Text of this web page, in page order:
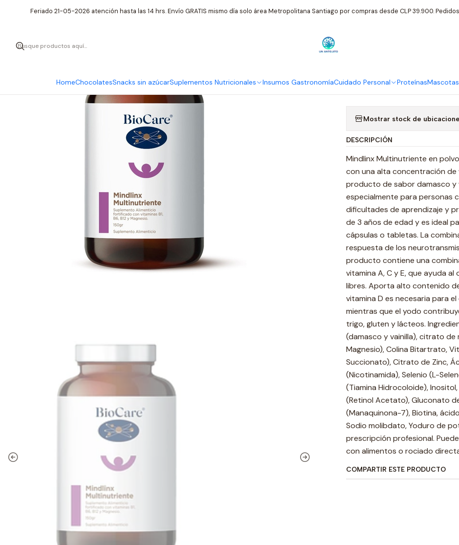
HomeChocolatesSnacks sin azúcarSuplementos Nutricionales Insumos GastronomíaCuidado Personal Proteínas
Feriado 21-05-2026 atención hasta las 14 hrs. Envío GRATIS mismo día solo área Metropolitana Santiago por compras desde CLP 39.900.
Inicio Suplementos Nutricionales Biocare Mindlinx Multinutriente Multivitaminico Fortificado
Y Vainilla
Mostrar stock de
DESCRIPCIÓN
Mindlinx Multinutriente en
con una alta concentración de
producto de sabor damasco y
especialmente para personas
dificultades de aprendizaje y
de 3 años de edad y es ideal
cápsulas o tabletas. La
respuesta de los
producto contiene una
vitamina A, C y E, que ayuda
libres. Aporta alto contenido
vitamina D es necesaria para
mientras que el yodo
trigo, gluten y lácteos.
(damasco y vainilla), citrato
Magnesio), Colina Bitartrato,
Succionato), Citrato de Zinc,
(Nicotinamida), Selenio (L-
(Tiamina Hidrocoloide),
(Retinol Acetato), Gluconato
(Manaquinona-7), Biotina,
Sodio molibdato, Yoduro de
prescripción profesional.
con alimentos o rociado
COMPARTIR ESTE PRODUCTO